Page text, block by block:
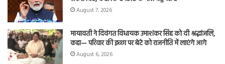
August 7, 2026
मायावती ने दिवंगत विधायक उमाशंकर सिंह को दी श्रद्धांजलि,
कहा— परिवार की इच्छा पर बेटे को राजनीति में लाएंगे आगे
August 6, 2026